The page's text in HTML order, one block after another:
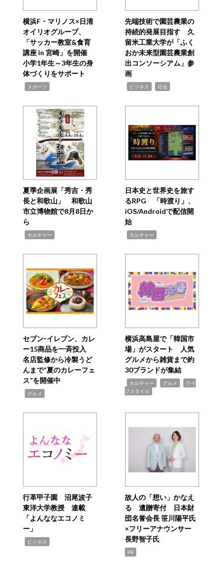
横浜F・マリノス×日清
オイリオグループ、
「サッカー教室&食育
講座 in 宮崎」を開催
小学1年生～3年生の身
体づくりをサポート
スポーツ
先端技術で園芸農業の
持続的発展目指す 久
留米工業大学が「ふく
おか未来型園芸農業創
出コンソーシアム」参
画
ビジネス 社会
夏季企画展「秀吉・秀
長と和歌山」 和歌山
市立博物館で8月8日か
ら
カルチャー
日本史と世界史を旅す
るRPG 「時渡り」、
iOS/Androidで配信開
始
カルチャー
セブン‐イレブン、カレ
ー15商品を一斉投入
名店監修から冷製うど
んまで“夏のカレーフェ
ス”を開催中
グルメ
横浜高島屋で「韓国市
場」がスタート 人気
グルメから雑貨まで約
30ブランドが集結
カルチャー グルメ
ライ
フスタイル
行革甲子園 沼尾波子
東洋大学教授 連載
「よんななエコノミ
ー」
ビジネス
故人の「想い」かなえ
る 遺贈寄付 日本財
団名誉会長 笹川陽平氏
×フリーアナウンサー
長野智子氏
PR